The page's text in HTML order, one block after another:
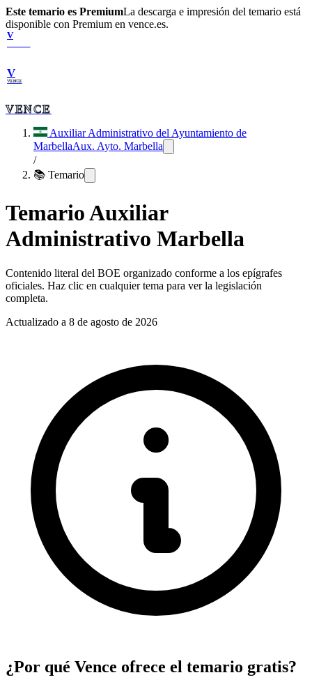
Este temario es PremiumLa descarga e impresión del temario está
disponible con Premium en vence.es.
V
V
VENCE
VENCE
Auxiliar Administrativo del Ayuntamiento de
MarbellaAux. Ayto. Marbella
/
📚 Temario
TemarioAuxiliar
Administrativo Marbella
Contenido literal del BOE organizado conforme a los epígrafes
oficiales. Haz clic en cualquier tema para ver la legislación
completa.
Actualizado a 8 de agosto de 2026
¿Por qué Vence ofrece el temario gratis?